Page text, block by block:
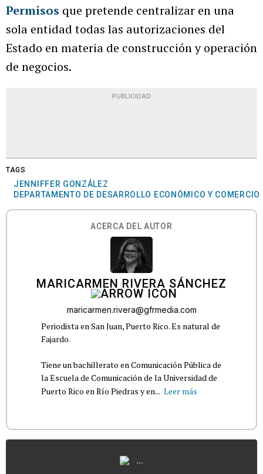
Permisos que pretende centralizar en una
sola entidad todas las autorizaciones del
Estado en materia de construcción y operación
de negocios.
PUBLICIDAD
TAGS
JENNIFFER GONZÁLEZ
DEPARTAMENTO DE DESARROLLO ECONÓMICO Y COMERCIO
ACERCA DEL AUTOR
MARICARMEN RIVERA SÁNCHEZ
maricarmen.rivera@gfrmedia.com
Periodista en San Juan, Puerto Rico. Es natural de
Fajardo.
Tiene un bachillerato en Comunicación Pública de
la Escuela de Comunicación de la Universidad de
Puerto Rico en Río Piedras y en... Leer más
...